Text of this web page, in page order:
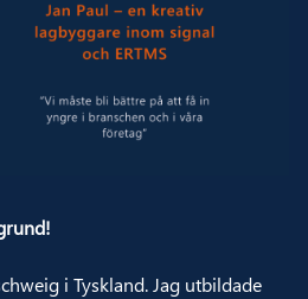
i Tyskland. Jag utbildade